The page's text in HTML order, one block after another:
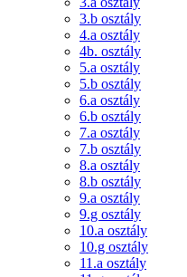
3.b osztály
4.a osztály
4b. osztály
5.a osztály
5.b osztály
6.a osztály
6.b osztály
7.a osztály
7.b osztály
8.a osztály
8.b osztály
9.a osztály
9.g osztály
10.a osztály
10.g osztály
11.a osztály